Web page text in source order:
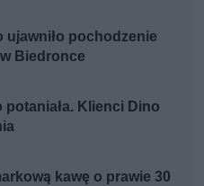
ujawniło pochodzenie
Biedronce
Klienci Dino
kawę o prawie 30